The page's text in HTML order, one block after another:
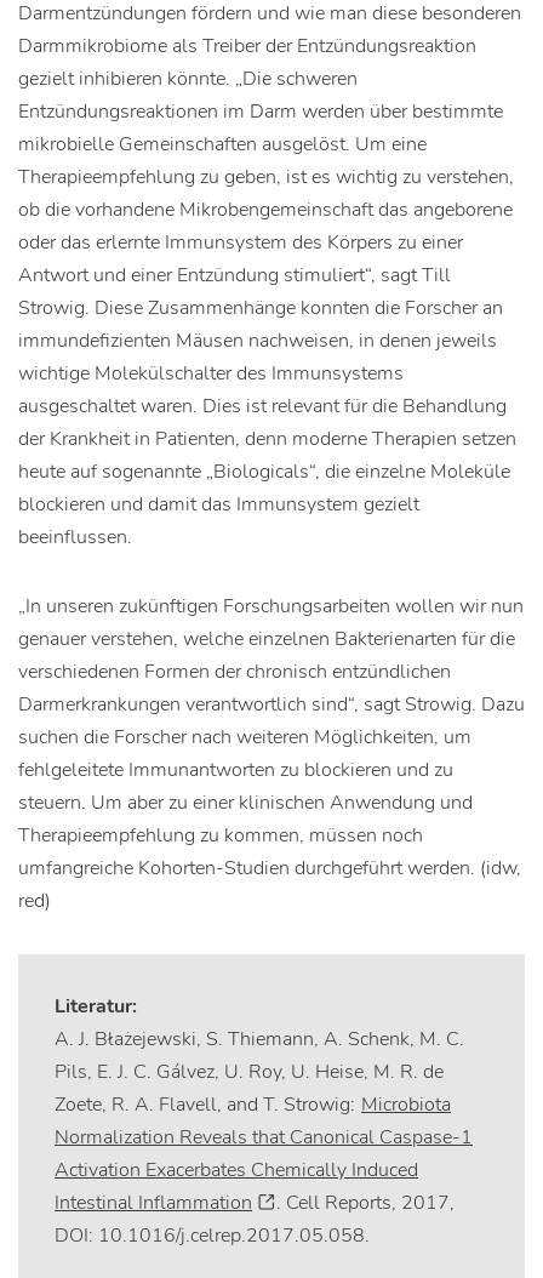
Darmentzündungen fördern und wie man diese besonderen
Darmmikrobiome als Treiber der Entzündungsreaktion
gezielt inhibieren könnte. „Die schweren
Entzündungsreaktionen im Darm werden über bestimmte
mikrobielle Gemeinschaften ausgelöst. Um eine
Therapieempfehlung zu geben, ist es wichtig zu verstehen,
ob die vorhandene Mikrobengemeinschaft das angeborene
oder das erlernte Immunsystem des Körpers zu einer
Antwort und einer Entzündung stimuliert“, sagt Till
Strowig. Diese Zusammenhänge konnten die Forscher an
immundefizienten Mäusen nachweisen, in denen jeweils
wichtige Molekülschalter des Immunsystems
ausgeschaltet waren. Dies ist relevant für die Behandlung
der Krankheit in Patienten, denn moderne Therapien setzen
heute auf sogenannte „Biologicals“, die einzelne Moleküle
blockieren und damit das Immunsystem gezielt
beeinflussen.
„In unseren zukünftigen Forschungsarbeiten wollen wir nun
genauer verstehen, welche einzelnen Bakterienarten für die
verschiedenen Formen der chronisch entzündlichen
Darmerkrankungen verantwortlich sind“, sagt Strowig. Dazu
suchen die Forscher nach weiteren Möglichkeiten, um
fehlgeleitete Immunantworten zu blockieren und zu
steuern. Um aber zu einer klinischen Anwendung und
Therapieempfehlung zu kommen, müssen noch
umfangreiche Kohorten-Studien durchgeführt werden. (idw,
red)
Literatur:
A. J. Błażejewski, S. Thiemann, A. Schenk, M. C.
Pils, E. J. C. Gálvez, U. Roy, U. Heise, M. R. de
Zoete, R. A. Flavell, and T. Strowig: Microbiota
Normalization Reveals that Canonical Caspase-1
Activation Exacerbates Chemically Induced
Intestinal Inflammation
. Cell Reports, 2017,
DOI: 10.1016/j.celrep.2017.05.058.